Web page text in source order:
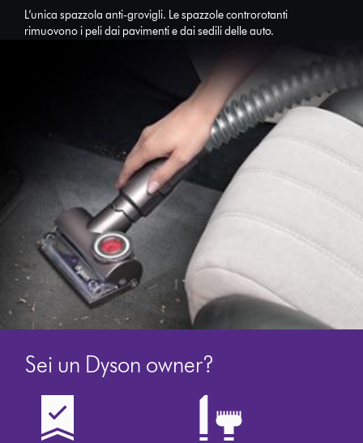
L’unica spazzola anti-grovigli. Le spazzole controrotanti
rimuovono i peli dai pavimenti e dai sedili delle auto.
Sei un Dyson owner?